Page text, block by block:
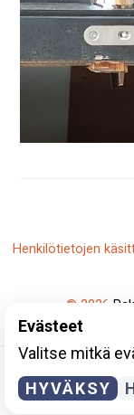
Henkilötietojen
© 2026
Evästeet
Valitse mitkä
HYVÄKSY